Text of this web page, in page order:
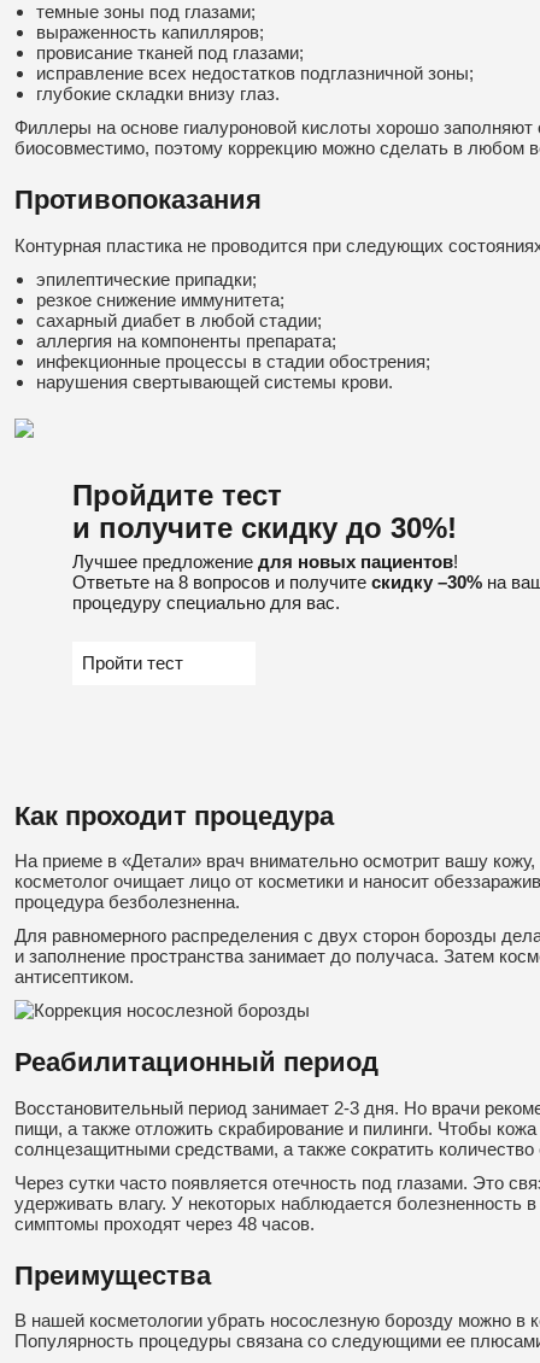
темные зоны под глазами;
выраженность капилляров;
провисание тканей под глазами;
исправление всех недостатков подглазничной зоны;
глубокие складки внизу глаз.
Филлеры на основе гиалуроновой кислоты хорошо
биосовместимо, поэтому коррекцию можно сделать в любом
Противопоказания
Контурная пластика не проводится при следующих
эпилептические припадки;
резкое снижение иммунитета;
сахарный диабет в любой стадии;
аллергия на компоненты препарата;
инфекционные процессы в стадии обострения;
нарушения свертывающей системы крови.
Пройдите тест
и получите скидку до 30%!
Лучшее предложение для новых пациентов!
Ответьте на 8 вопросов и получите скидку –30% на
процедуру специально для вас.
Пройти тест
Как проходит процедура
На приеме в «Детали» врач внимательно осмотрит вашу
косметолог очищает лицо от косметики и наносит
процедура безболезненна.
Для равномерного распределения с двух сторон борозды
и заполнение пространства занимает до получаса. Затем
антисептиком.
Реабилитационный период
Восстановительный период занимает 2-3 дня. Но врачи
пищи, а также отложить скрабирование и пилинги. Чтобы
солнцезащитными средствами, а также сократить количество
Через сутки часто появляется отечность под глазами. Это
удерживать влагу. У некоторых наблюдается болезненность
симптомы проходят через 48 часов.
Преимущества
В нашей косметологии убрать носослезную борозду можно в
Популярность процедуры связана со следующими ее